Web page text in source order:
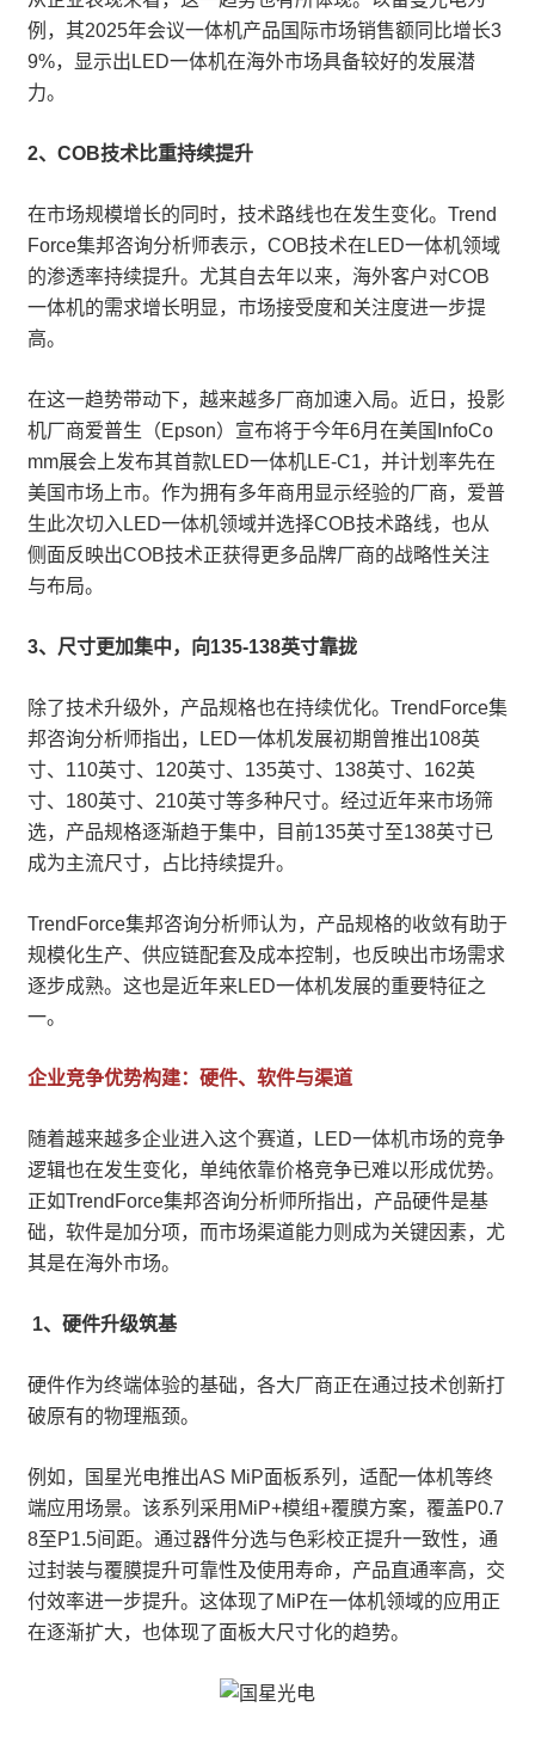
例，其2025年会议一体机产品国际市场销售额同比增长3
9%，显示出LED一体机在海外市场具备较好的发展潜
力。
2、COB技术比重持续提升
在市场规模增长的同时，技术路线也在发生变化。Trend
Force集邦咨询分析师表示，COB技术在LED一体机领域
的渗透率持续提升。尤其自去年以来，海外客户对COB
一体机的需求增长明显，市场接受度和关注度进一步提
高。
在这一趋势带动下，越来越多厂商加速入局。近日，投影
机厂商爱普生（Epson）宣布将于今年6月在美国InfoCo
mm展会上发布其首款LED一体机LE-C1，并计划率先在
美国市场上市。作为拥有多年商用显示经验的厂商，爱普
生此次切入LED一体机领域并选择COB技术路线，也从
侧面反映出COB技术正获得更多品牌厂商的战略性关注
与布局。
3、尺寸更加集中，向135-138英寸靠拢
除了技术升级外，产品规格也在持续优化。TrendForce集
邦咨询分析师指出，LED一体机发展初期曾推出108英
寸、110英寸、120英寸、135英寸、138英寸、162英
寸、180英寸、210英寸等多种尺寸。经过近年来市场筛
选，产品规格逐渐趋于集中，目前135英寸至138英寸已
成为主流尺寸，占比持续提升。
TrendForce集邦咨询分析师认为，产品规格的收敛有助于
规模化生产、供应链配套及成本控制，也反映出市场需求
逐步成熟。这也是近年来LED一体机发展的重要特征之
一。
企业竞争优势构建：硬件、软件与渠道
随着越来越多企业进入这个赛道，LED一体机市场的竞争
逻辑也在发生变化，单纯依靠价格竞争已难以形成优势。
正如TrendForce集邦咨询分析师所指出，产品硬件是基
础，软件是加分项，而市场渠道能力则成为关键因素，尤
其是在海外市场。
1、硬件升级筑基
硬件作为终端体验的基础，各大厂商正在通过技术创新打
破原有的物理瓶颈。
例如，国星光电推出AS MiP面板系列，适配一体机等终
端应用场景。该系列采用MiP+模组+覆膜方案，覆盖P0.7
8至P1.5间距。通过器件分选与色彩校正提升一致性，通
过封装与覆膜提升可靠性及使用寿命，产品直通率高，交
付效率进一步提升。这体现了MiP在一体机领域的应用正
在逐渐扩大，也体现了面板大尺寸化的趋势。